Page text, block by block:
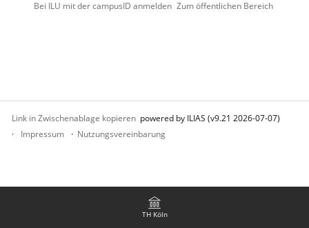
TH Köln
Bei ILU mit der campusID anmelden Zum öffentlichen Bereich
Link in Zwischenablage kopieren powered by ILIAS (v9.21 2026-07-07)
Impressum
Nutzungsvereinbarung